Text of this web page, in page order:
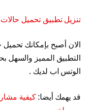
تنزيل تطبيق تحميل
الان أصبح بإمكانك
التطبيق المميز والسهل
الوتس اب لديك .
قد يهمك أيضا: كيفية